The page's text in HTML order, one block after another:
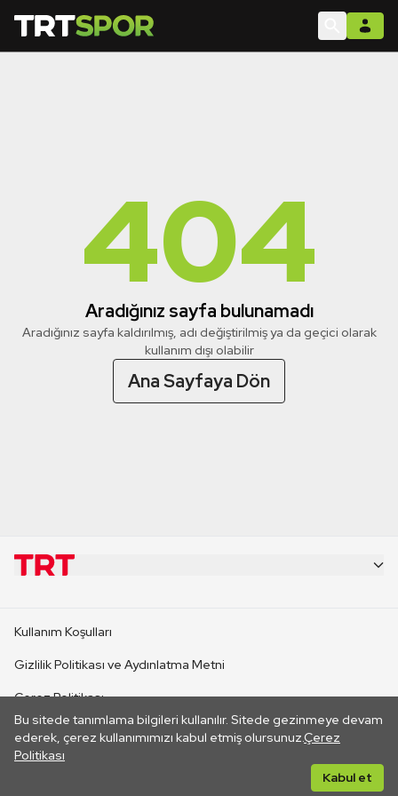
404
Aradığınız sayfa bulunamadı
Aradığınız sayfa kaldırılmış, adı değiştirilmiş ya da geçici olarak
kullanım dışı olabilir
Ana Sayfaya Dön
Bu sitede tanımlama bilgileri kullanılır. Sitede gezinmeye devam
ederek, çerez kullanımımızı kabul etmiş olursunuz.Çerez
Politikası
Kabul et
CANLI YAYINLAR
Kullanım Koşulları
Gizlilik Politikası ve Aydınlatma Metni
Çerez Politikası
İletişim
Her hakkı saklıdır. ©2026 TRT. Bağlantı yoluyla gidilen dış